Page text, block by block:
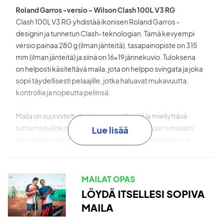
Roland Garros -versio – Wilson Clash 100L V3 RG
Clash 100L V3 RG yhdistää ikonisen Roland Garros -
designin ja tunnetun Clash-teknologian. Tämä kevyempi
versio painaa 280 g (ilman jänteitä), tasapainopiste on 315
mm (ilman jänteitä) ja siinä on 16x19 jännekuvio. Tuloksena
on helposti käsiteltävä maila, jota on helppo svingata ja joka
sopii täydellisesti pelaajille, jotka haluavat mukavuutta,
kontrollia ja nopeutta peliinsä.
Maila on suunniteltu tarjoamaan pehmeä ja miellyttävä
tuntuma pallokosketuksessa, samalla kun saat runsaasti
kierrettä ja voimaa – ihanteellinen sekä harrastajille että
FORTYFIVE°antaa rungolle ainutlaatuisen yhdistelmän
joustavuutta ja vakautta.
Hit Stabilizerparantaa vakautta ja tekee mailasta
Lue lisää
MAILAT OPAS
LÖYDÄ ITSELLESI SOPIVA
MAILA